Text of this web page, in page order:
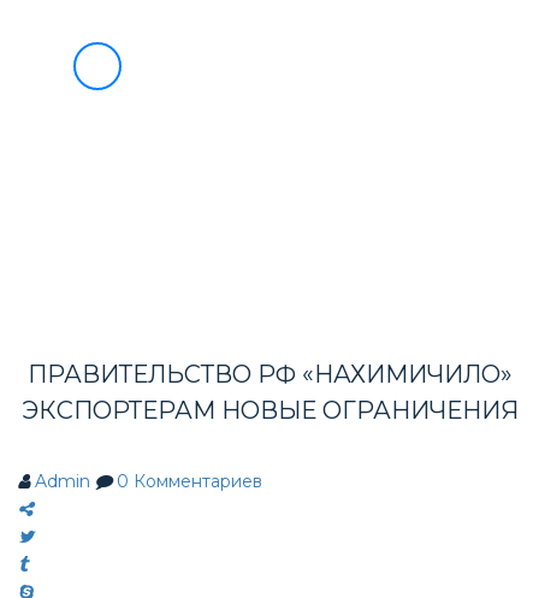
ПРАВИТЕЛЬСТВО РФ «НАХИМИЧИЛО»
ЭКСПОРТЕРАМ НОВЫЕ ОГРАНИЧЕНИЯ
Admin 0 Комментариев